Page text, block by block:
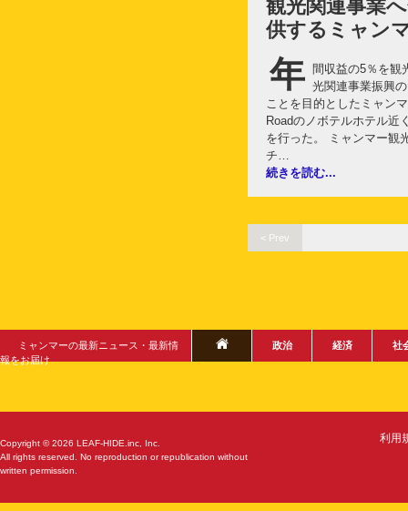
観光関連事業
供するミャン
年
間収益の5％を観
光関連事業振興
ことを目的としたミャン
Roadのノボテルホテル近
を行った。 ミャンマー観
チ…
続きを読む...
< Prev
ミャンマーの最新ニュース・最新情
報をお届け
政治 経済 社
Copyright © 2026 LEAF-HIDE.inc, Inc.
All rights reserved. No reproduction or republication without
written permission.
利用